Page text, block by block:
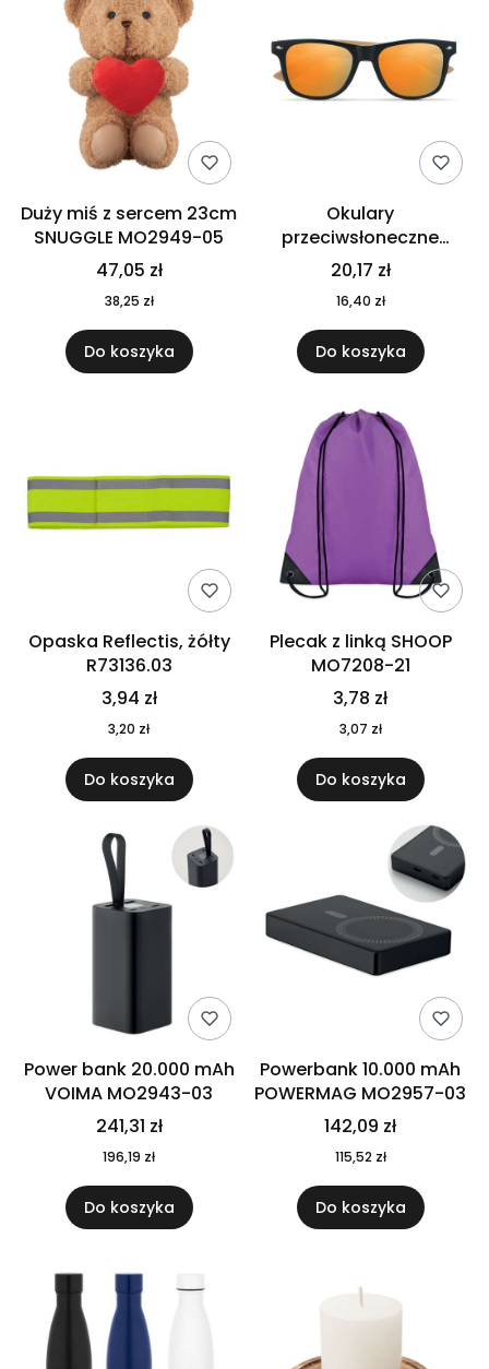
Duży miś z sercem 23cm
SNUGGLE MO2949-05
47,05 zł
38,25 zł
Do koszyka
Okulary
przeciwsłoneczne
CALIFORNIA TOUCH
MO9617-10
20,17 zł
16,40 zł
Do koszyka
Opaska Reflectis, żółty
R73136.03
3,94 zł
3,20 zł
Do koszyka
Plecak z linką SHOOP
MO7208-21
3,78 zł
3,07 zł
Do koszyka
Power bank 20.000 mAh
VOIMA MO2943-03
241,31 zł
196,19 zł
Do koszyka
Powerbank 10.000 mAh
POWERMAG MO2957-03
142,09 zł
115,52 zł
Do koszyka